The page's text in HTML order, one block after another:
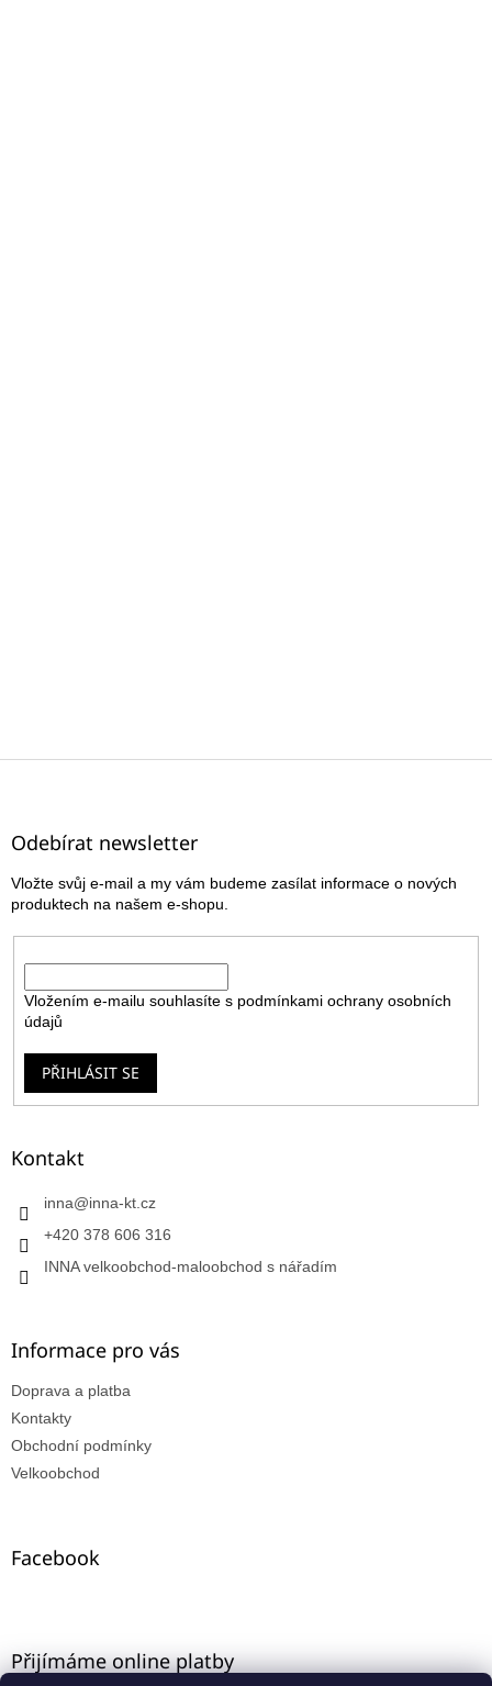
Z
Odebírat newsletter
Vložte svůj e-mail a my vám budeme zasílat informace o nových
produktech na našem e-shopu.
Vložením e-mailu souhlasíte s podmínkami ochrany osobních
údajů
PŘIHLÁSIT SE
Kontakt
inna@inna-kt.cz
+420 378 606 316
INNA velkoobchod-maloobchod s nářadím
Informace pro vás
Doprava a platba
Kontakty
Obchodní podmínky
Velkoobchod
Facebook
Přijímáme online platby